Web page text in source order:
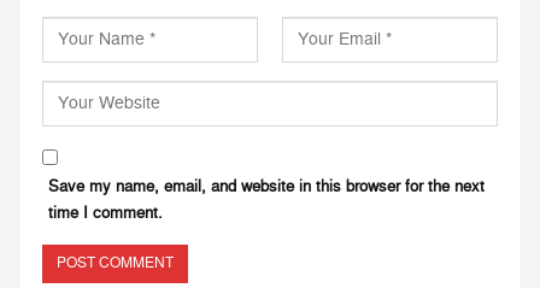
Save my name, email, and website in this browser for the next
time I comment.